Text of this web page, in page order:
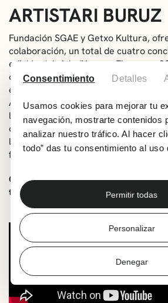
Consentimiento Detalles
Usamos cookies para mejorar tu
navegación, mostrarte contenidos
analizar nuestro tráfico. Al hacer
todo” das tu consentimiento al uso
Permitir todas
Personalizar
Denegar
ARTISTARI BURUZ
Fundación SGAE y Getxo Kultura,
colaboración, un total de cuatro
edición del ciclo ‘Neguan Flamenco
objetivo es unir vanguardia y
encuentros capitaneados por
Alicia Morales, cantaora cuyas
la esencia de Granada y cuya
con el Premio Miguel Hernández,
la guitarrista y compositora más
flamenca Antonia Jiménez.
Con invitación a recoger a partir del
taquilla de Muxikebarri o en Romo